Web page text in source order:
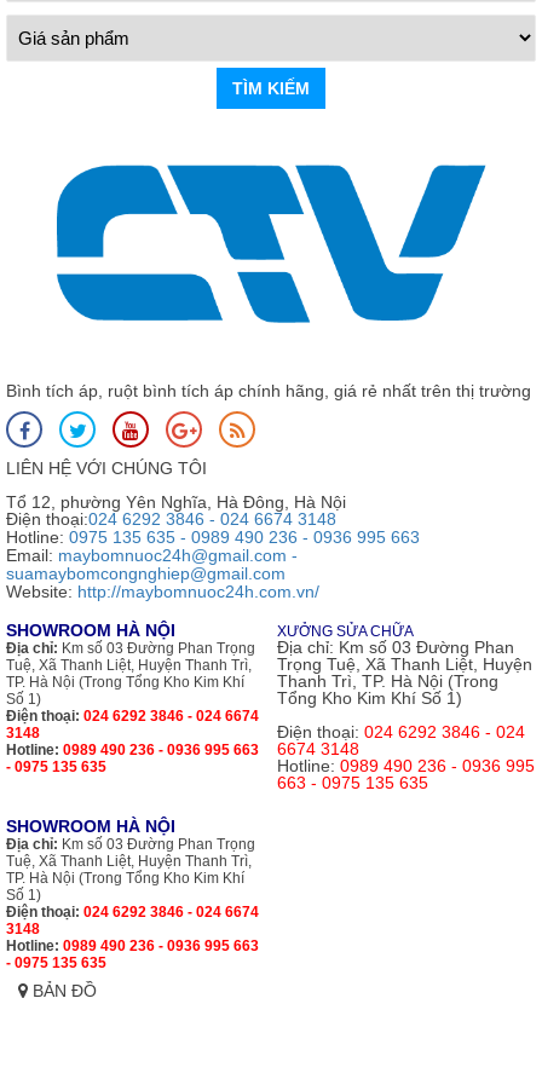
TÌM KIẾM
Bình tích áp, ruột bình tích áp chính hãng, giá rẻ nhất trên thị trường
LIÊN HỆ VỚI CHÚNG TÔI
Tổ 12, phường Yên Nghĩa, Hà Đông, Hà Nội
Điện thoại:024 6292 3846 - 024 6674 3148
Hotline: 0975 135 635 - 0989 490 236 - 0936 995 663
Email: maybomnuoc24h@gmail.com -
suamaybomcongnghiep@gmail.com
Website: http://maybomnuoc24h.com.vn/
SHOWROOM HÀ NỘI
Địa chỉ: Km số 03 Đường Phan Trọng
Tuệ, Xã Thanh Liệt, Huyện Thanh Trì,
TP. Hà Nội (Trong Tổng Kho Kim Khí
Số 1)
Điện thoại: 024 6292 3846 - 024 6674
3148
Hotline: 0989 490 236 - 0936 995 663
- 0975 135 635
XƯỞNG SỬA CHỮA
Địa chỉ: Km số 03 Đường Phan
Trọng Tuệ, Xã Thanh Liệt, Huyện
Thanh Trì, TP. Hà Nội (Trong
Tổng Kho Kim Khí Số 1)
Điện thoại: 024 6292 3846 - 024
6674 3148
Hotline: 0989 490 236 - 0936 995
663 - 0975 135 635
SHOWROOM HÀ NỘI
Địa chỉ: Km số 03 Đường Phan Trọng
Tuệ, Xã Thanh Liệt, Huyện Thanh Trì,
TP. Hà Nội (Trong Tổng Kho Kim Khí
Số 1)
Điện thoại: 024 6292 3846 - 024 6674
3148
Hotline: 0989 490 236 - 0936 995 663
- 0975 135 635
BẢN ĐỒ